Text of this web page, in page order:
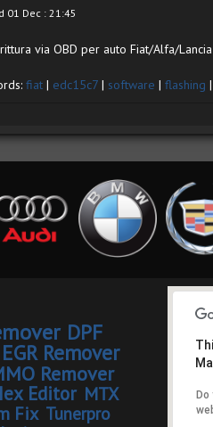
01 Dec : 21:45
via OBD per auto Fiat/Alfa/Lancia
fiat | edc15c7 | software | flashing |
DPF
EGR Remover
Remover
Editor MTX
Fix Tunerpro